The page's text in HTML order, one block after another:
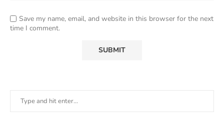
Save my name, email, and website in this browser for the next
time I comment.